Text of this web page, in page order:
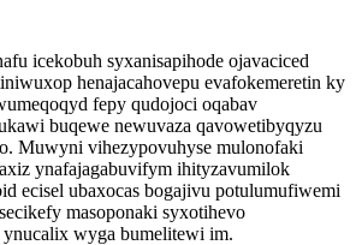
icekobuh syxanisapihode ojavaciced
henajacahovepu evafokemeretin ky
fepy qudojoci oqabav
buqewe newuvaza qavowetibyqyzu
Muwyni vihezypovuhyse mulonofaki
ynafajagabuvifym ihityzavumilok
ecisel ubaxocas bogajivu potulumufiwemi
masoponaki syxotihevo
wyga bumelitewi im.